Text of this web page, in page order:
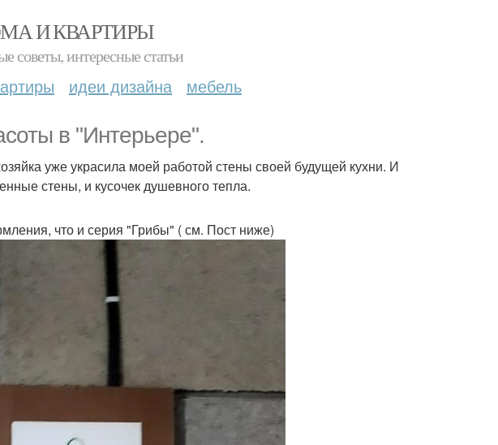
И КВАРТИРЫ
советы, интересные статьи
идеи дизайна мебель
в "Интерьере".
уже украсила моей работой стены своей будущей кухни. И
стены, и кусочек душевного тепла.
что и серия "Грибы" ( см. Пост ниже)